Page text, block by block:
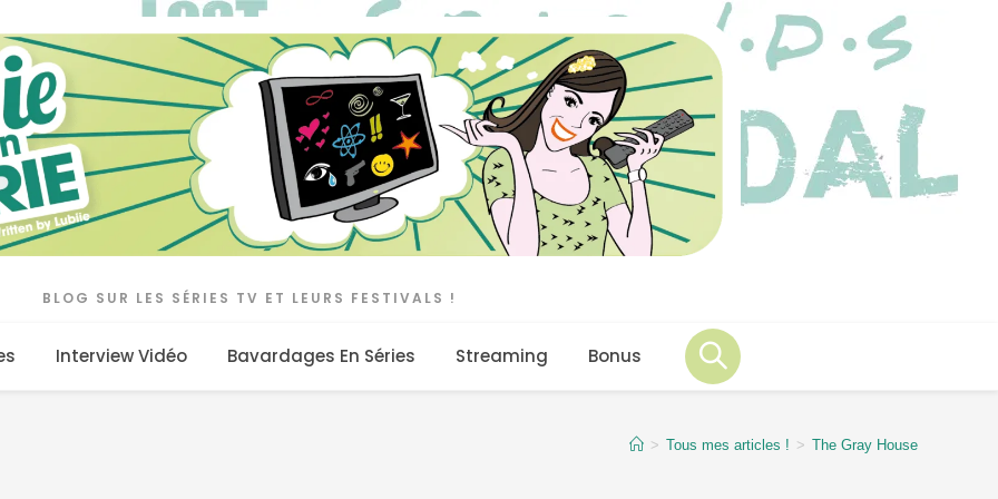
BLOG SUR LES SÉRIES TV ET LEURS FESTIVALS !
Interview Vidéo Bavardages En Séries Streaming Bonus
> Tous mes articles ! > The Gray House